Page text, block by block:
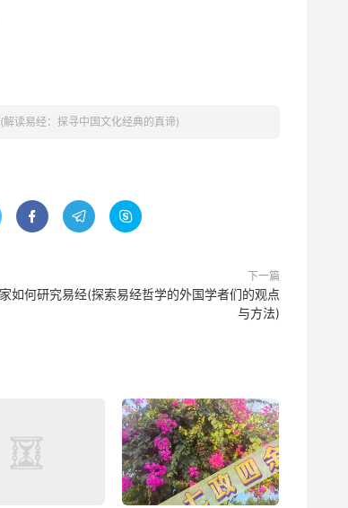
读易经：探寻中国文化经典的真谛)
  
下一篇
如何研究易经(探索易经哲学的外国学者们的观点
与方法)